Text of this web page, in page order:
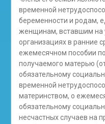
временной
беременности и родам,
женщинам, вставшим на
организациях в ранние
ежемесячном пособии
получаемого матерью
обязательному
временной
материнством, о
обязательному
несчастных случаев на